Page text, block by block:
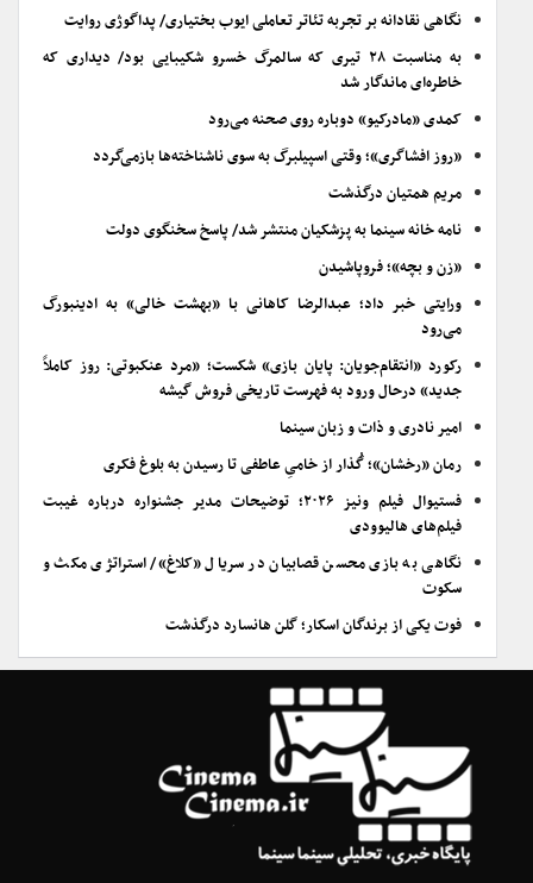
نگاهی نقادانه بر تجربه تئاتر تعاملی ایوب بختیاری/ پداگوژی روایت
به مناسبت ۲۸ تیری که سالمرگ خسرو شکیبایی بود/ دیداری که
خاطره‌ای ماندگار شد
کمدی «مادرکیو» دوباره روی صحنه می‌رود
«روز افشاگری»؛ وقتی اسپیلبرگ به سوی ناشناخته‌ها بازمی‌گردد
مریم همتیان درگذشت
نامه خانه سینما به پزشکیان منتشر شد/ پاسخ سخنگوی دولت
«زن و بچه»؛ فروپاشیدن
ورایتی خبر داد؛ عبدالرضا کاهانی با «بهشت خالی» به ادینبورگ
می‌رود
رکورد «انتقام‌جویان: پایان بازی» شکست؛ «مرد عنکبوتی: روز کاملاً
جدید» درحال ورود به فهرست تاریخی فروش گیشه
امیر نادری و ذات و زبان سینما
رمان «رخشان»؛ گُذار از خامیِ عاطفی تا رسیدن به بلوغ فکری
فستیوال فیلم ونیز ۲۰۲۶؛ توضیحات مدیر جشنواره درباره غیبت
فیلم‌های هالیوودی
نگاهی به بازی محسن قصابیان در سریال «کلاغ»/ استراتژی مکث و
سکوت
فوت یکی از برندگان اسکار؛ گلن هانسارد درگذشت